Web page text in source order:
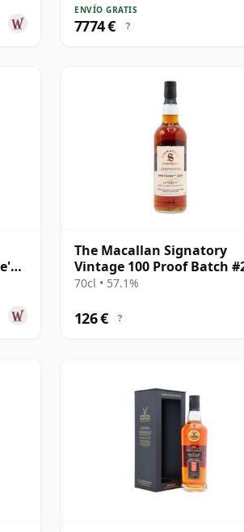
ENVÍO GRATIS
7774 € ?
The Macallan Signatory
Vintage 100 Proof Batch
Single Malt 2011 13 años
70cl • 57.1%
126 € ?